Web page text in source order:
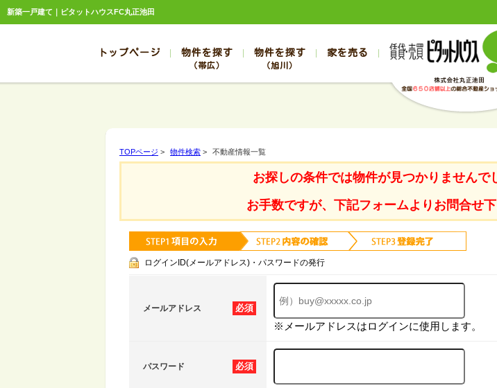
新築一戸建て｜ピタットハウスFC丸正池田
トップページ 物件を探す
（帯広）
売買
帯広の中古一戸建て
帯広の土地
帯広の中古マンション
帯広の2000万～
帯広の3000万～
帯広の4000万以上
物件を探す
（旭川）
売買
旭川の中古一戸建て
旭川の土地
旭川の中古マンション
旭川の2000万～
旭川の3000万～
旭川の4000万以上
家を売る
スタッフブログ
売却のお問合せ
TOPページ > 物件検索 > 不動産情報一覧
お探しの条件では物件が見つかりませんで
お手数ですが、下記フォームよりお問合せ下
ログインID(メールアドレス)・パスワードの発行
必須
メールアドレス
※メールアドレスはログインに使用します。
必須
パスワード